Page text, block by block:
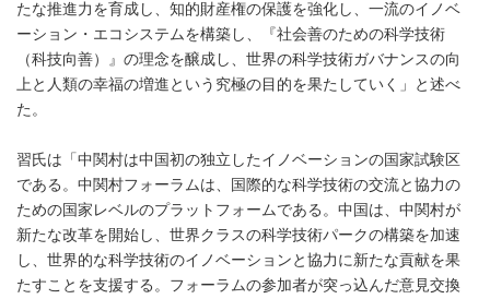
たな推進力を育成し、知的財産権の保護を強化し、一流のイノベ
ーション・エコシステムを構築し、『社会善のための科学技術
（科技向善）』の理念を醸成し、世界の科学技術ガバナンスの向
上と人類の幸福の増進という究極の目的を果たしていく」と述べ
た。
習氏は「中関村は中国初の独立したイノベーションの国家試験区
である。中関村フォーラムは、国際的な科学技術の交流と協力の
ための国家レベルのプラットフォームである。中国は、中関村が
新たな改革を開始し、世界クラスの科学技術パークの構築を加速
し、世界的な科学技術のイノベーションと協力に新たな貢献を果
たすことを支援する。フォーラムの参加者が突っ込んだ意見交換